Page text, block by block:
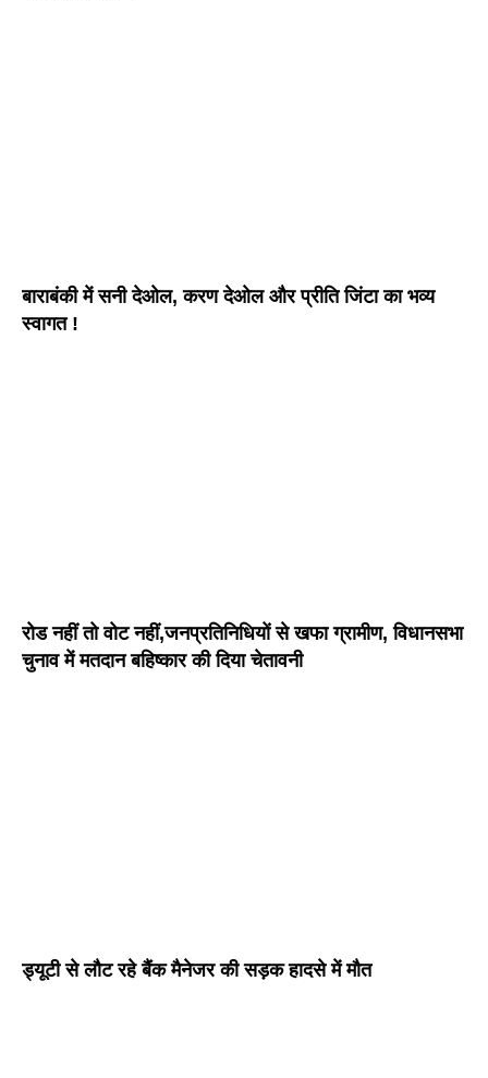
बाराबंकी में सनी देओल, करण देओल और प्रीति जिंटा का भव्य
स्वागत !
रोड नहीं तो वोट नहीं,जनप्रतिनिधियों से खफा ग्रामीण, विधानसभा
चुनाव में मतदान बहिष्कार की दिया चेतावनी
ड्यूटी से लौट रहे बैंक मैनेजर की सड़क हादसे में मौत